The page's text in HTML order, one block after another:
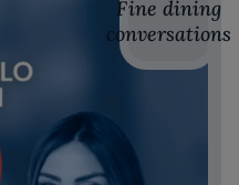
Fine dining
conversations